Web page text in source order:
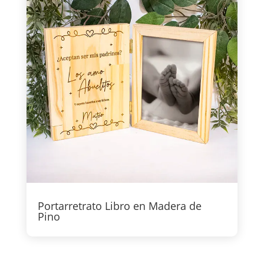
Portarretrato Libro en Madera de
Pino